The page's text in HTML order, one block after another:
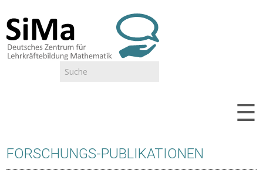
Suche
☰
FORSCHUNGS-PUBLIKATIONEN